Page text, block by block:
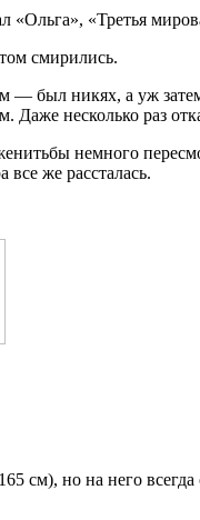
«Ольга», «Третья
смирились.
был никях, а уж
несколько раз
немного
все же рассталась.
см), но на него